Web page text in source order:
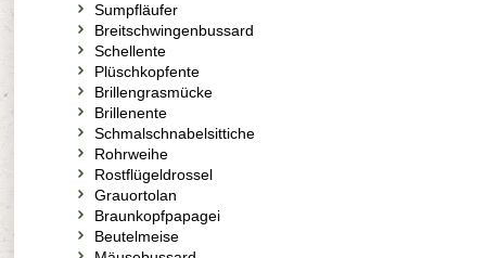
Sumpfläufer
Breitschwingenbussard
Schellente
Plüschkopfente
Brillengrasmücke
Brillenente
Schmalschnabelsittiche
Rohrweihe
Rostflügeldrossel
Grauortolan
Braunkopfpapagei
Beutelmeise